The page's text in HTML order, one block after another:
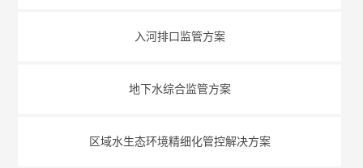
入河排口监管方案
地下水综合监管方案
区域水生态环境精细化管控解决方案